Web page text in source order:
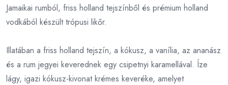
Jamaikai rumból, friss holland tejszínből és prémium holland
vodkából készült trópusi likőr.
Illatában a friss holland tejszín, a kókusz, a vanília, az ananász
és a rum jegyei keverednek egy csipetnyi karamellával. Íze
lágy, igazi kókusz-kivonat krémes keveréke, amelyet